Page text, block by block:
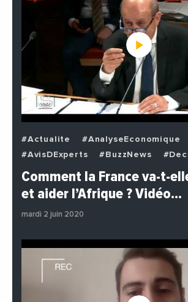
#Actualite
#AnalyseEconomique
#AvisDExperts
#BuzzNews
#EchangesMediterraneens
#Politique
Comment la France va-t-
et aider l’Afrique ? Vidéo…
mardi 2 juin 2020